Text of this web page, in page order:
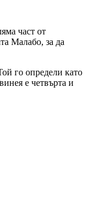
част от
Малабо, за да
го определи като
е четвърта и